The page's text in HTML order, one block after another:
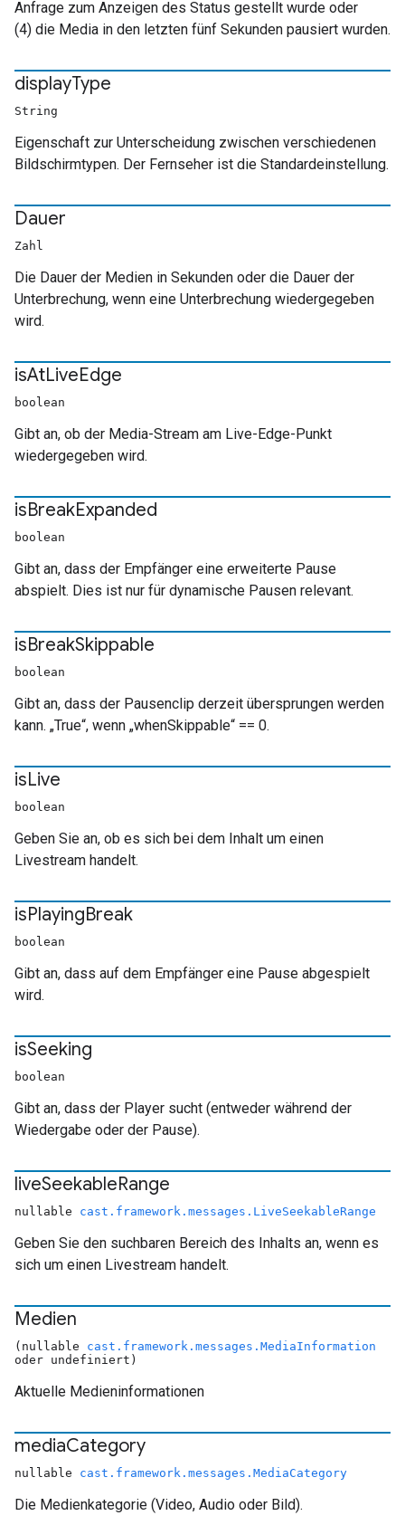
Anfrage zum Anzeigen des Status gestellt wurde oder
(4) die Media in den letzten fünf Sekunden pausiert wurden.
displayType
String
Eigenschaft zur Unterscheidung zwischen verschiedenen
Bildschirmtypen. Der Fernseher ist die Standardeinstellung.
Dauer
Zahl
Die Dauer der Medien in Sekunden oder die Dauer der
Unterbrechung, wenn eine Unterbrechung wiedergegeben
wird.
isAtLiveEdge
boolean
Gibt an, ob der Media-Stream am Live-Edge-Punkt
wiedergegeben wird.
isBreakExpanded
boolean
Gibt an, dass der Empfänger eine erweiterte Pause
abspielt. Dies ist nur für dynamische Pausen relevant.
isBreakSkippable
boolean
Gibt an, dass der Pausenclip derzeit übersprungen werden
kann. „True“, wenn „whenSkippable“ == 0.
isLive
boolean
Geben Sie an, ob es sich bei dem Inhalt um einen
Livestream handelt.
isPlayingBreak
boolean
Gibt an, dass auf dem Empfänger eine Pause abgespielt
wird.
isSeeking
boolean
Gibt an, dass der Player sucht (entweder während der
Wiedergabe oder der Pause).
liveSeekableRange
nullable cast.framework.messages.LiveSeekableRange
Geben Sie den suchbaren Bereich des Inhalts an, wenn es
sich um einen Livestream handelt.
Medien
(nullable cast.framework.messages.MediaInformation
oder undefiniert)
Aktuelle Medieninformationen
mediaCategory
nullable cast.framework.messages.MediaCategory
Die Medienkategorie (Video, Audio oder Bild).